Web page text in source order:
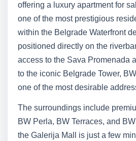
offering a luxury apartment for
one of the most prestigious
within the Belgrade Waterfront
positioned directly on the
access to the Sava Promenada
to the iconic Belgrade Tower,
one of the most desirable
The surroundings include
BW Perla, BW Terraces, and
the Galerija Mall is just a few